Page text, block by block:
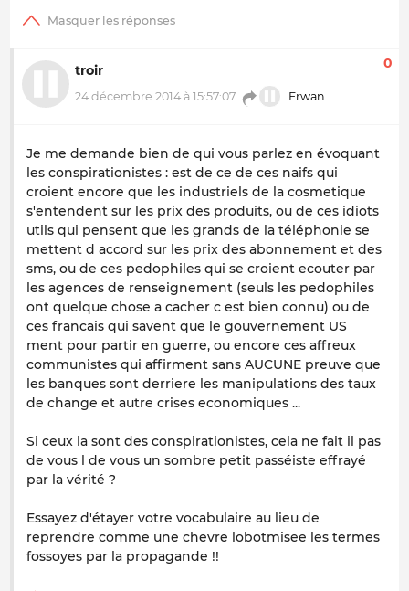
troir
24 décembre 2014 à 15:57:07 Erwan
0
Je me demande bien de qui vous parlez en évoquant
les conspirationistes : est de ce de ces naifs qui
croient encore que les industriels de la cosmetique
s'entendent sur les prix des produits, ou de ces idiots
utils qui pensent que les grands de la téléphonie se
mettent d accord sur les prix des abonnement et des
sms, ou de ces pedophiles qui se croient ecouter par
les agences de renseignement (seuls les pedophiles
ont quelque chose a cacher c est bien connu) ou de
ces francais qui savent que le gouvernement US
ment pour partir en guerre, ou encore ces affreux
communistes qui affirment sans AUCUNE preuve que
les banques sont derriere les manipulations des taux
de change et autre crises economiques ...
Si ceux la sont des conspirationistes, cela ne fait il pas
de vous l de vous un sombre petit passéiste effrayé
par la vérité ?
Essayez d'étayer votre vocabulaire au lieu de
reprendre comme une chevre lobotmisee les termes
fossoyes par la propagande !!